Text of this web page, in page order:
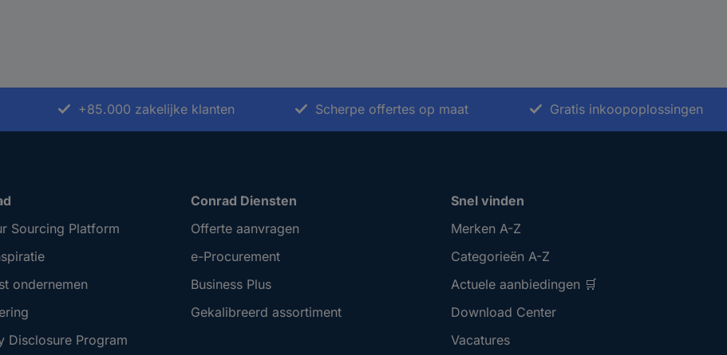
+85.000 zakelijke klanten Scherpe offertes op maat Gratis inkoopoplossingen
Sourcing Platform
ondernemen
Disclosure Program
Conrad Diensten
Offerte aanvragen
e-Procurement
Business Plus
Gekalibreerd assortiment
Snel vinden
Merken A-Z
Categorieën A-Z
Actuele aanbiedingen 🛒
Download Center
Vacatures